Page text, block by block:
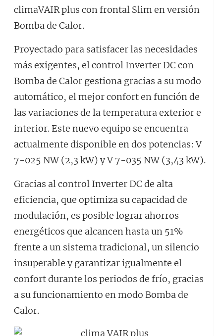
climaVAIR plus con frontal Slim en versión
Bomba de Calor.
Proyectado para satisfacer las necesidades
más exigentes, el control Inverter DC con
Bomba de Calor gestiona gracias a su modo
automático, el mejor confort en función de
las variaciones de la temperatura exterior e
interior. Este nuevo equipo se encuentra
actualmente disponible en dos potencias: V
7-025 NW (2,3 kW) y V 7-035 NW (3,43 kW).
Gracias al control Inverter DC de alta
eficiencia, que optimiza su capacidad de
modulación, es posible lograr ahorros
energéticos que alcancen hasta un 51%
frente a un sistema tradicional, un silencio
insuperable y garantizar igualmente el
confort durante los periodos de frío, gracias
a su funcionamiento en modo Bomba de
Calor.